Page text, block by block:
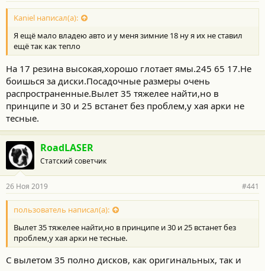
Kaniel написал(а):
Я ещё мало владею авто и у меня зимние 18 ну я их не ставил
ещё так как тепло
На 17 резина высокая,хорошо глотает ямы.245 65 17.Не
боишься за диски.Посадочные размеры очень
распространенные.Вылет 35 тяжелее найти,но в
принципе и 30 и 25 встанет без проблем,у хая арки не
тесные.
RoadLASER
Статский советчик
26 Ноя 2019 #441
пользователь написал(а):
Вылет 35 тяжелее найти,но в принципе и 30 и 25 встанет без
проблем,у хая арки не тесные.
С вылетом 35 полно дисков, как оригинальных, так и